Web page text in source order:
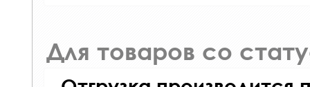
Для товаров со